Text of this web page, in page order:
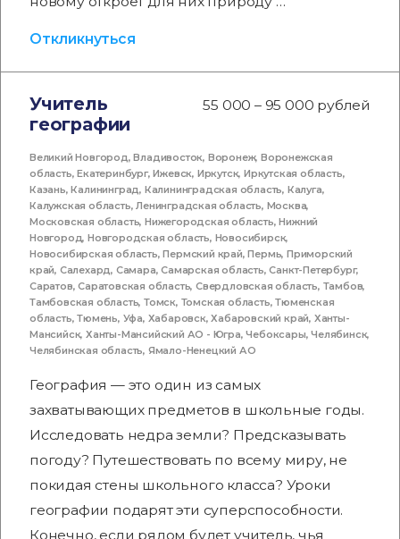
Откликнуться
Учитель
географии
55 000 – 95 000 рублей
Великий Новгород,Владивосток, Воронеж,Воронежская
область,Екатеринбург,Ижевск, Иркутск,Иркутская область,
Казань,Калининград, Калининградская область, Калуга,
Калужская область,Ленинградская область, Москва,
Московская область,Нижегородская область,Нижний
Новгород,Новгородская область, Новосибирск,
Новосибирская область,Пермский край,Пермь,Приморский
край, Салехард, Самара,Самарская область,Санкт-Петербург,
Саратов,Саратовская область,Свердловская область, Тамбов,
Тамбовская область,Томск, Томская область,Тюменская
область,Тюмень, Уфа, Хабаровск,Хабаровский край, Ханты-
Мансийск,Ханты-Мансийский АО - Югра,Чебоксары,Челябинск,
Челябинская область, Ямало-Ненецкий АО
География — это один из самых
захватывающих предметов в школьные годы.
Исследовать недра земли? Предсказывать
погоду? Путешествовать по всему миру, не
покидая стены школьного класса? Уроки
географии подарят эти суперспособности.
Конечно, если рядом будет учитель, чья